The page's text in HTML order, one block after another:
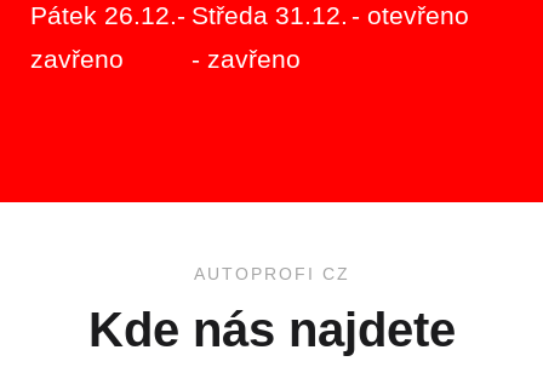
Pátek 26.12.-
zavřeno
Středa 31.12.
- zavřeno
- otevřeno
AUTOPROFI CZ
Kde nás najdete